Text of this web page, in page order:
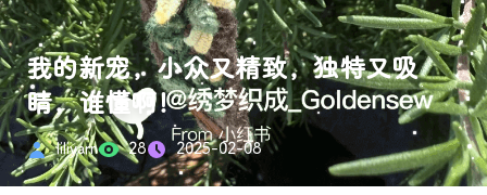
我的新宠，小众又精致，独特又吸
睛，谁懂啊！
liliyarn 28 2025-02-08